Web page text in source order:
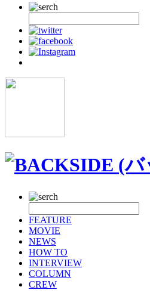
FEATURE
MOVIE
NEWS
HOW TO
INTERVIEW
COLUMN
CREW